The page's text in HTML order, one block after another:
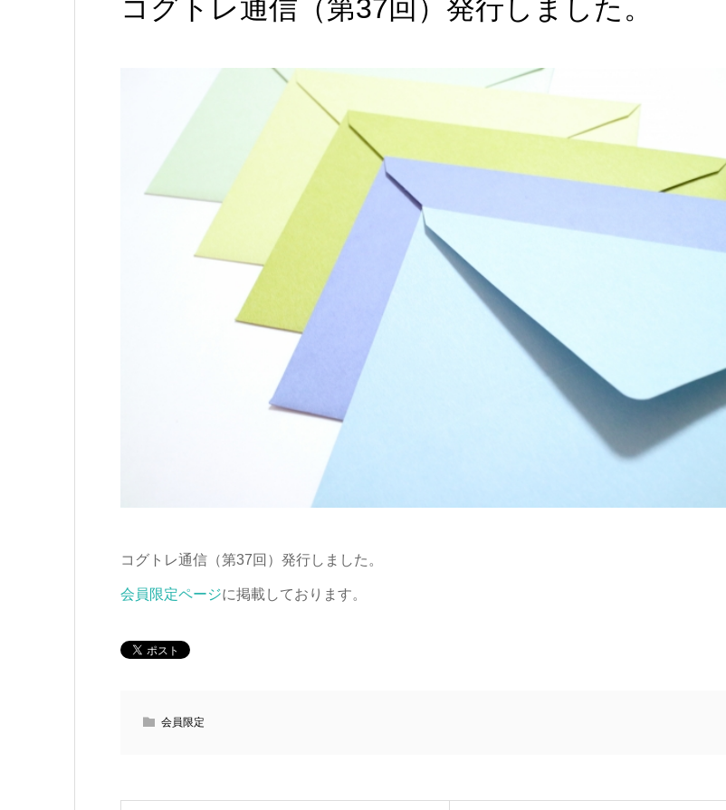
コグトレ通信（第37回）発行しました。
コグトレ通信（第37回）発行しました。
会員限定ページに掲載しております。
会員限定